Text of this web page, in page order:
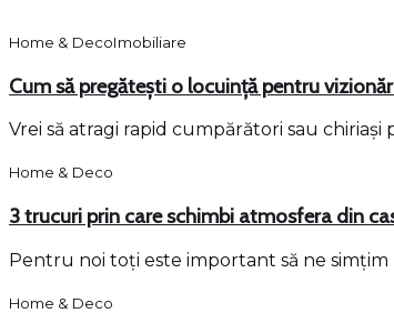
Home & DecoImobiliare
Cum să pregătești o locuință pentru
Vrei să atragi rapid cumpărători sau
Home & Deco
3 trucuri prin care schimbi atmosfera din
Pentru noi toți este important să ne simțim
Home & Deco